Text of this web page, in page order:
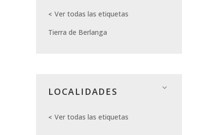
Ver todas las etiquetas
Tierra de Berlanga
LOCALIDADES
Ver todas las etiquetas